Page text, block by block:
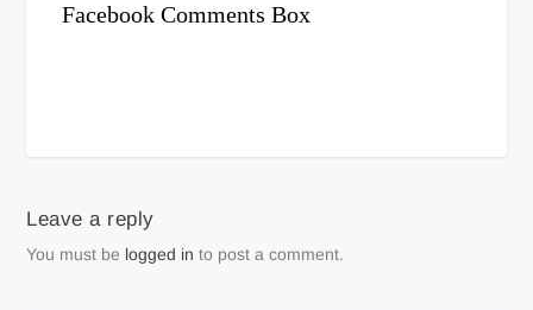
Facebook Comments Box
Leave a reply
You must be logged in to post a comment.